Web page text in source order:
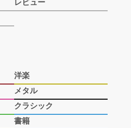
レビュー
洋楽
メタル
クラシック
書籍